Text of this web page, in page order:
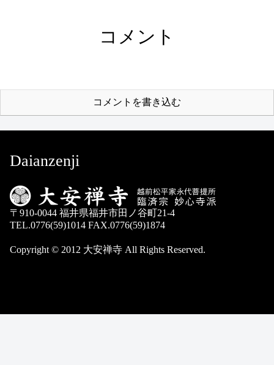
コメント
コメントを書き込む
Daianzenji
〒910-0044 福井県福井市田ノ谷町21-4
TEL.0776(59)1014 FAX.0776(59)1874
Copyright © 2012 大安禅寺 All Rights Reserved.